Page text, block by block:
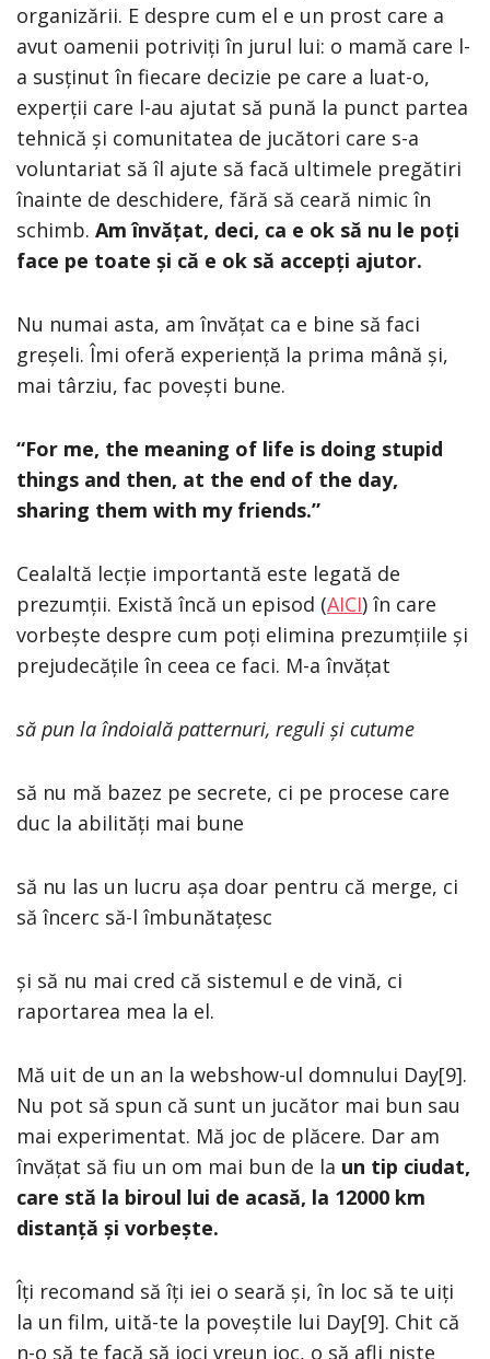
organizării. E despre cum el e un prost care a
avut oamenii potriviți în jurul lui: o mamă care l-
a susținut în fiecare decizie pe care a luat-o,
experții care l-au ajutat să pună la punct partea
tehnică și comunitatea de jucători care s-a
voluntariat să îl ajute să facă ultimele pregătiri
înainte de deschidere, fără să ceară nimic în
schimb. Am învățat, deci, ca e ok să nu le poți
face pe toate și că e ok să accepți ajutor.
Nu numai asta, am învățat ca e bine să faci
greșeli. Îmi oferă experiență la prima mână și,
mai târziu, fac povești bune.
“For me, the meaning of life is doing stupid
things and then, at the end of the day,
sharing them with my friends.”
Cealaltă lecție importantă este legată de
prezumții. Există încă un episod (AICI) în care
vorbește despre cum poți elimina prezumțiile și
prejudecățile în ceea ce faci. M-a învățat
să pun la îndoială patternuri, reguli și cutume
să nu mă bazez pe secrete, ci pe procese care
duc la abilități mai bune
să nu las un lucru așa doar pentru că merge, ci
să încerc să-l îmbunătațesc
și să nu mai cred că sistemul e de vină, ci
raportarea mea la el.
Mă uit de un an la webshow-ul domnului Day[9].
Nu pot să spun că sunt un jucător mai bun sau
mai experimentat. Mă joc de plăcere. Dar am
învățat să fiu un om mai bun de la un tip ciudat,
care stă la biroul lui de acasă, la 12000 km
distanță și vorbește.
Îți recomand să îți iei o seară și, în loc să te uiți
la un film, uită-te la poveștile lui Day[9]. Chit că
n-o să te facă să joci vreun joc, o să afli niște